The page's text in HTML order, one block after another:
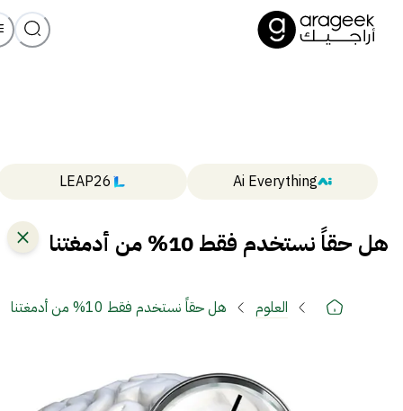
Ai Everything
LEAP26
هل حقاً نستخدم فقط 10% من أدمغتنا
العلوم هل حقاً نستخدم فقط 10% من أدمغتنا